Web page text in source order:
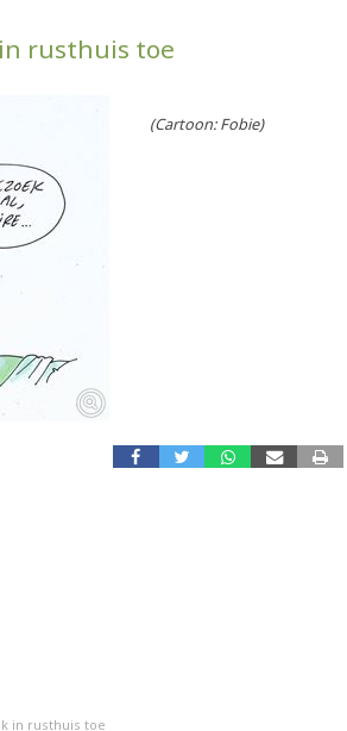
rusthuis toe
(Cartoon: Fobie)
in rusthuis toe